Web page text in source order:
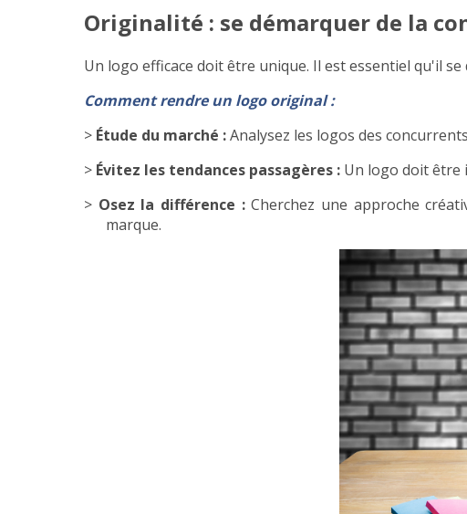
Originalité : se démarquer de la
Un logo efficace doit être unique. Il est essentiel qu'il
Comment rendre un logo original :
> Étude du marché :Analysez les logos des
> Évitez les tendances passagères : Un logo doit être
> Osez la différence :Cherchez une approche
marque.